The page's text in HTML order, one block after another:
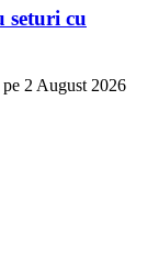
seturi cu
2 August 2026